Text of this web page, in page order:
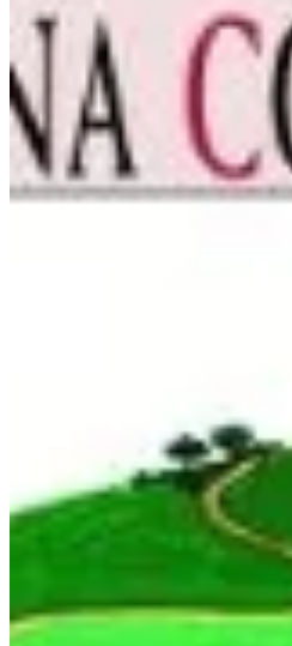
Na escola
Na família
Colunas
Eventos
Assine